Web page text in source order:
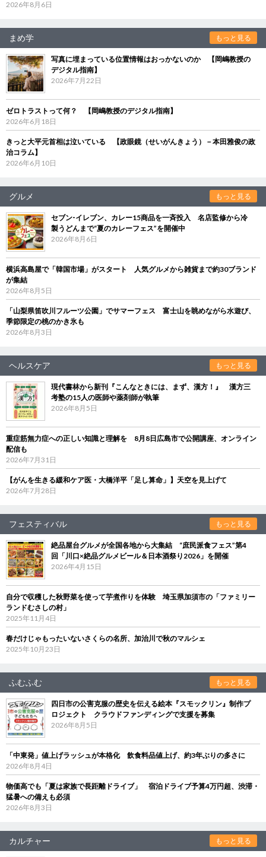
2026年8月6日
まめ学 もっと見る
写真に埋まっている位置情報はおっかないのか 【岡嶋教授の
デジタル指南】
2026年7月22日
ゼロトラストって何？ 【岡嶋教授のデジタル指南】
2026年6月18日
きっと大平元首相は泣いている 【政眼鏡（せいがんきょう）－本田雅俊の政
治コラム】
2026年6月10日
グルメ もっと見る
セブン‐イレブン、カレー15商品を一斉投入 名店監修から冷
製うどんまで“夏のカレーフェス”を開催中
2026年8月6日
横浜高島屋で「韓国市場」がスタート 人気グルメから雑貨まで約30ブランド
が集結
2026年8月5日
「山梨県笛吹川フルーツ公園」でサマーフェス 富士山を眺めながら水遊び、
季節限定の桃のかき氷も
2026年8月3日
ヘルスケア もっと見る
現代書林から新刊『こんなときには、まず、漢方！』 漢方三
考塾の15人の医師や薬剤師が執筆
2026年8月5日
重症筋無力症への正しい知識と理解を 8月8日広島市で公開講座、オンライン
配信も
2026年7月31日
【がんを生きる緩和ケア医・大橋洋平「足し算命」】天空を見上げて
2026年7月28日
フェスティバル もっと見る
絶品屋台グルメが全国各地から大集結 “庶民派食フェス”第4
回「川口×絶品グルメビール＆日本酒祭り2026」を開催
2026年4月15日
自分で収穫した秋野菜を使って芋煮作りを体験 埼玉県加須市の「ファミリー
ランドむさしの村」
2025年11月4日
春だけじゃもったいないさくらの名所、加治川で秋のマルシェ
2025年10月23日
ふむふむ もっと見る
四日市の公害克服の歴史を伝える絵本『スモックリン』制作プ
ロジェクト クラウドファンディングで支援を募集
2026年8月5日
「中東発」値上げラッシュが本格化 飲食料品値上げ、約3年ぶりの多さに
2026年8月4日
物価高でも「夏は家族で長距離ドライブ」 宿泊ドライブ予算4万円超、渋滞・
猛暑への備えも必須
2026年8月3日
カルチャー もっと見る